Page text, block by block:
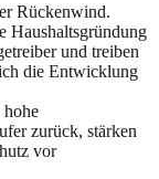
Rückenwind.
Haushaltsgründung
und treiben
die Entwicklung
zurück, stärken
vor